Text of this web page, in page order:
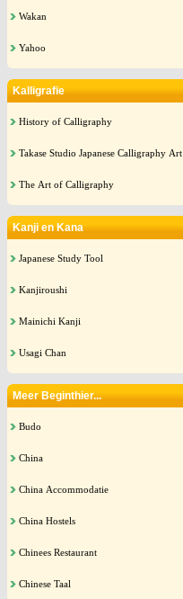
Wakan
Yahoo
Kalligrafie
History of Calligraphy
Takase Studio Japanese Calligraphy Art
The Art of Calligraphy
Kanji en Kana
Japanese Study Tool
Kanjiroushi
Mainichi Kanji
Usagi Chan
Meer Beginthier...
Budo
China
China Accommodatie
China Hostels
Chinees Restaurant
Chinese Taal